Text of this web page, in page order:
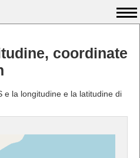
coordinate
e la longitudine e la latitudine di